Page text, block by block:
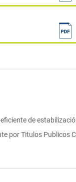
de
por Titulos Publicos